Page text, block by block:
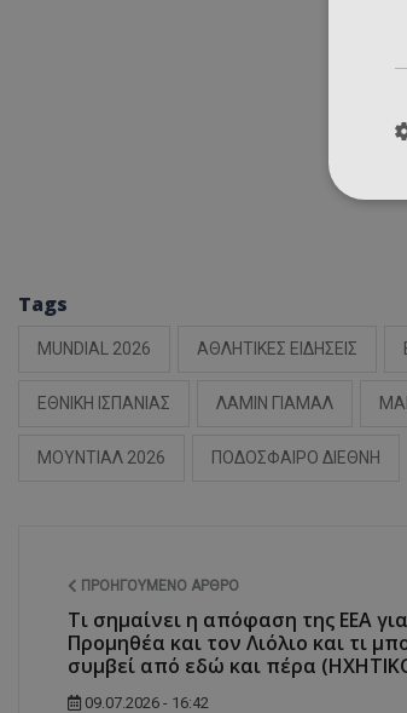
Tags
MUNDIAL 2026 ΑΘΛΗΤΙΚΕΣ ΕΙΔΗΣΕΙΣ
ΕΘΝΙΚΗ ΙΣΠΑΝΙΑΣ ΛΑΜΙΝ ΓΙΑΜΑΛ
ΜΟΥΝΤΙΑΛ 2026 ΠΟΔΟΣΦΑΙΡΟ ΔΙΕΘΝΗ
ΠΡΟΗΓΟΎΜΕΝΟ ΆΡΘΡΟ
Τι σημαίνει η απόφαση της ΕΕΑ
Προμηθέα και τον Λιόλιο και τι
συμβεί από εδώ και πέρα
09.07.2026 - 16:42